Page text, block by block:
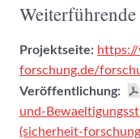
Projektseite:
forschung.de/
Veröffentlichung:
und-
(sicherheit-